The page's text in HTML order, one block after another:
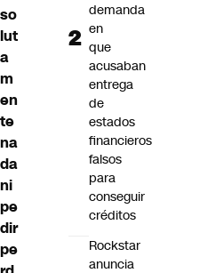
so
lut
a
m
en
te
na
da
ni
pe
dir
pe
demanda
en
que
acusaban
entrega
de
estados
financieros
falsos
para
conseguir
créditos
Rockstar
anuncia